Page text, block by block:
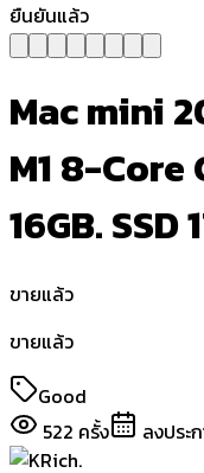
ยืนยันแล้ว
Mac mini
M1 8-Core
16GB. SSD
ขายแล้ว
ขายแล้ว
Good
522 ครั้ง ลงประ